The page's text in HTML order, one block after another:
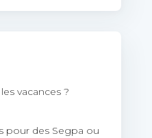
vacances ?
pour des Segpa ou